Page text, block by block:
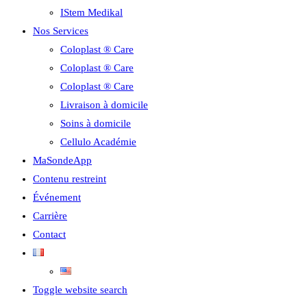
IStem Medikal
Nos Services
Coloplast ® Care
Coloplast ® Care
Coloplast ® Care
Livraison à domicile
Soins à domicile
Cellulo Académie
MaSondeApp
Contenu restreint
Événement
Carrière
Contact
Toggle website search